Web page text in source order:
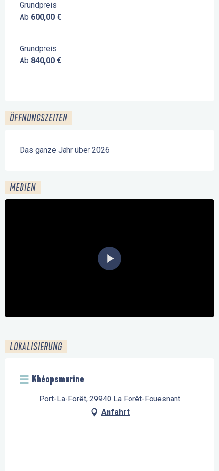
Grundpreis
Ab 600,00 €
Grundpreis
Ab 840,00 €
ÖFFNUNGSZEITEN
Das ganze Jahr über 2026
MEDIEN
LOKALISIERUNG
Khéopsmarine
Port-La-Forêt, 29940 La Forêt-Fouesnant
Anfahrt